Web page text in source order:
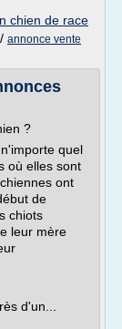
chien de race
/ annonce vente
?
quel
où elles sont
ont
de
chiots
leur mère
d'un...